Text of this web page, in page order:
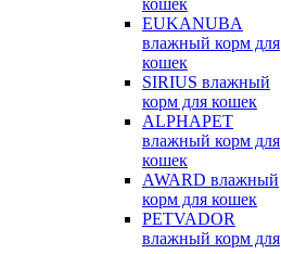
кошек
EUKANUBA
влажный корм для
кошек
SIRIUS влажный
корм для кошек
ALPHAPET
влажный корм для
кошек
AWARD влажный
корм для кошек
PETVADOR
влажный корм для